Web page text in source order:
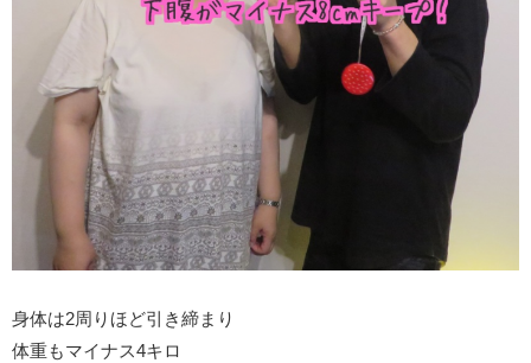
身体は2周りほど引き締まり
体重もマイナス4キロ